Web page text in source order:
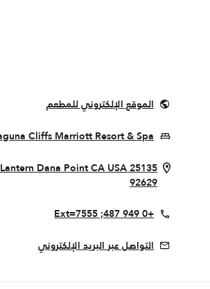
الموقع الإلكتروني للمطعمWindow
Cliffs Marriott Resort & Spa
25135 Park Lantern
Dana PointCAUSA
92629
Opens In New Window
+0 949 487; Ext=7555
التواصل عبر البريد الإلكتروني